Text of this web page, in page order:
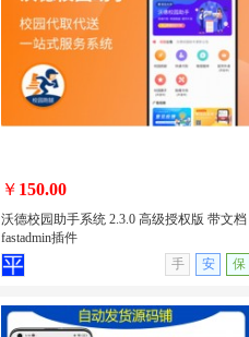
微凌客旅游管理系统 2.0.2 高级授权版
带文档 fastadmin插件
无演示
￥ 150.00
沃德校园助手系统 2.3.0 高级授权版 带文档
fastadmin插件
手
安 保